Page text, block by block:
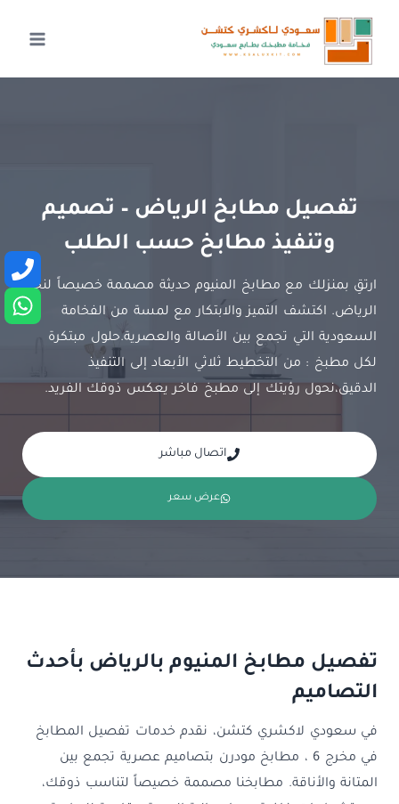
المحتوى
تفصيل مطابخ الرياض – تصميم
وتنفيذ مطابخ حسب الطلب
ارتقِ بمنزلك مع مطابخ المنيوم حديثة مصممة خصيصاً لنخبة
الرياض. اكتشف التميز والابتكار مع لمسة من الفخامة
السعودية التي تجمع بين الأصالة والعصرية.حلول مبتكرة
لكل مطبخ : من التخطيط ثلاثي الأبعاد إلى التنفيذ
الدقيق،نحول رؤيتك إلى مطبخ فاخر يعكس ذوقك الفريد.
اتصال مباشر
عرض سعر
تفصيل مطابخ المنيوم بالرياض بأحدث
التصاميم
في سعودي لاكشري كتشن، نقدم خدمات تفصيل المطابخ
في مخرج 6 ، مطابخ مودرن بتصاميم عصرية تجمع بين
المتانة والأناقة. مطابخنا مصممة خصيصاً لتناسب ذوقك،